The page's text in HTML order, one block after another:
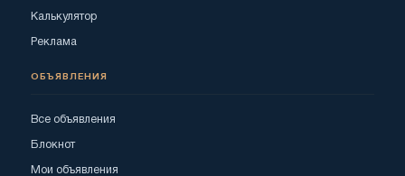
Калькулятор
Реклама
ОБЪЯВЛЕНИЯ
Все объявления
Блокнот
Мои объявления